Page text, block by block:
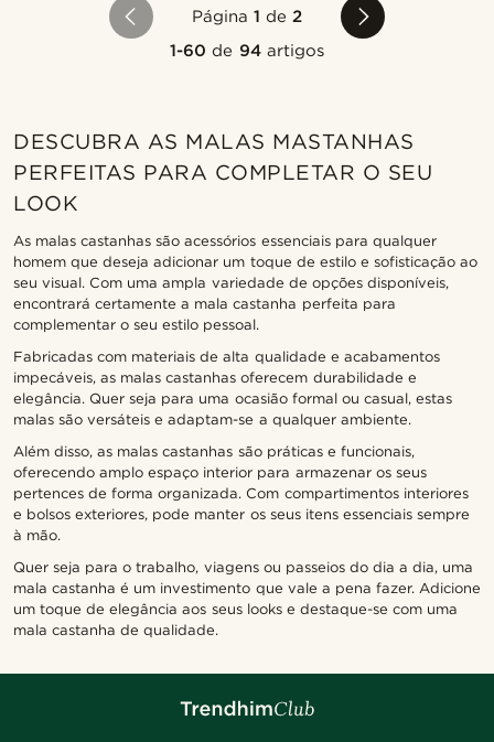
Página 1 de2
1-60 de 94artigos
DESCUBRA AS MALAS MASTANHAS
PERFEITAS PARA COMPLETAR O SEU
LOOK
As malas castanhas são acessórios essenciais para qualquer
homem que deseja adicionar um toque de estilo e sofisticação ao
seu visual. Com uma ampla variedade de opções disponíveis,
encontrará certamente a mala castanha perfeita para
complementar o seu estilo pessoal.
Fabricadas com materiais de alta qualidade e acabamentos
impecáveis, as malas castanhas oferecem durabilidade e
elegância. Quer seja para uma ocasião formal ou casual, estas
malas são versáteis e adaptam-se a qualquer ambiente.
Além disso, as malas castanhas são práticas e funcionais,
oferecendo amplo espaço interior para armazenar os seus
pertences de forma organizada. Com compartimentos interiores
e bolsos exteriores, pode manter os seus itens essenciais sempre
à mão.
Quer seja para o trabalho, viagens ou passeios do dia a dia, uma
mala castanha é um investimento que vale a pena fazer. Adicione
um toque de elegância aos seus looks e destaque-se com uma
mala castanha de qualidade.